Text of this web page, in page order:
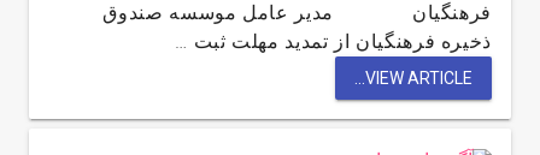
فرهنگیان مدیر عامل موسسه صندوق
ذخیره فرهنگیان از تمدید مهلت ثبت …
VIEW ARTICLE...